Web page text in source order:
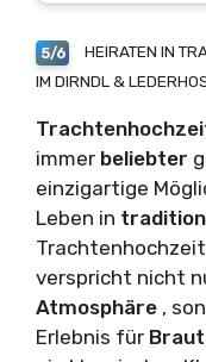
5/6
HEIRATEN IN
IM DIRNDL &
immer beliebter
einzigartige
Leben in
verspricht nicht
Atmosphäre ,
Erlebnis für Braut